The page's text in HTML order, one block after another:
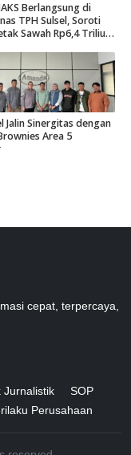
Berlangsung di
TPH Sulsel, Soroti
Sawah Rp6,4 Triliun
Jalin Sinergitas dengan
Area 5
cepat, terpercaya,
Jurnalistik
SOP
Perusahaan